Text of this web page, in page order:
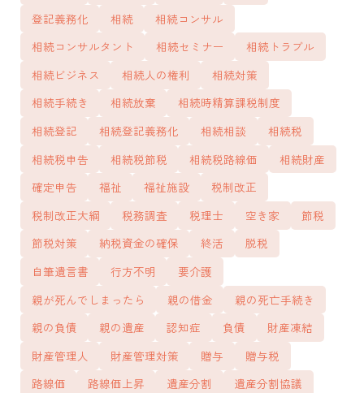
登記義務化
相続
相続コンサル
相続コンサルタント
相続セミナー
相続トラブル
相続ビジネス
相続人の権利
相続対策
相続手続き
相続放棄
相続時精算課税制度
相続登記
相続登記義務化 相続相談
相続税
相続税申告
相続税節税 相続税路線価
相続財産
確定申告
福祉 福祉施設
税制改正
税制改正大綱
税務調査 税理士 空き家
節税
節税対策
納税資金の確保 終活
脱税
自筆遺言書
行方不明
要介護
親が死んでしまったら
親の借金
親の死亡手続き
親の負債
親の遺産 認知症 負債
財産凍結
財産管理人
財産管理対策 贈与
贈与税
路線価
路線価上昇 遺産分割
遺産分割協議